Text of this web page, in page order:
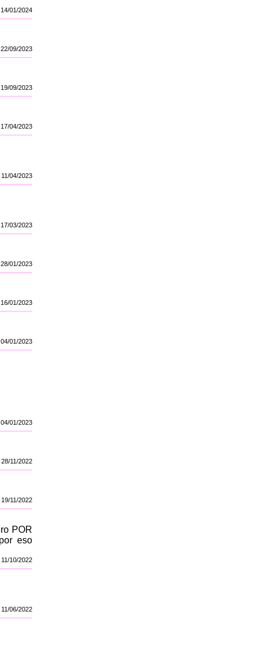
14/01/2024
22/09/2023
19/09/2023
17/04/2023
11/04/2023
17/03/2023
28/01/2023
16/01/2023
04/01/2023
04/01/2023
28/11/2022
19/11/2022
POR
eso
11/10/2022
11/06/2022